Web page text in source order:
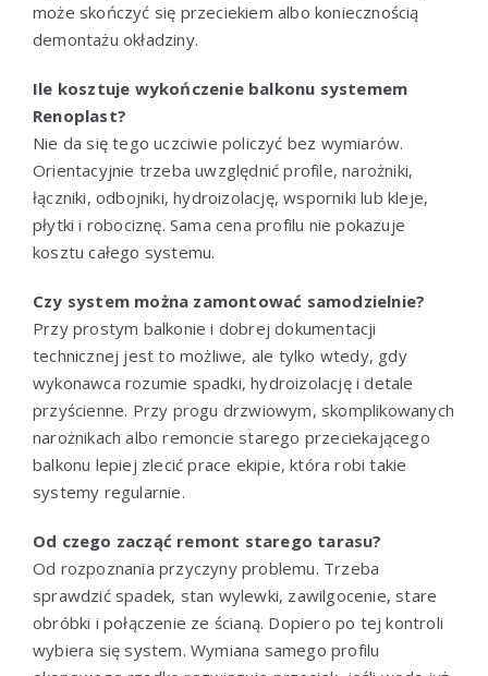
może skończyć się przeciekiem albo koniecznością
demontażu okładziny.
Ile kosztuje wykończenie balkonu systemem
Renoplast?
Nie da się tego uczciwie policzyć bez wymiarów.
Orientacyjnie trzeba uwzględnić profile, narożniki,
łączniki, odbojniki, hydroizolację, wsporniki lub kleje,
płytki i robociznę. Sama cena profilu nie pokazuje
kosztu całego systemu.
Czy system można zamontować samodzielnie?
Przy prostym balkonie i dobrej dokumentacji
technicznej jest to możliwe, ale tylko wtedy, gdy
wykonawca rozumie spadki, hydroizolację i detale
przyścienne. Przy progu drzwiowym, skomplikowanych
narożnikach albo remoncie starego przeciekającego
balkonu lepiej zlecić prace ekipie, która robi takie
systemy regularnie.
Od czego zacząć remont starego tarasu?
Od rozpoznania przyczyny problemu. Trzeba
sprawdzić spadek, stan wylewki, zawilgocenie, stare
obróbki i połączenie ze ścianą. Dopiero po tej kontroli
wybiera się system. Wymiana samego profilu